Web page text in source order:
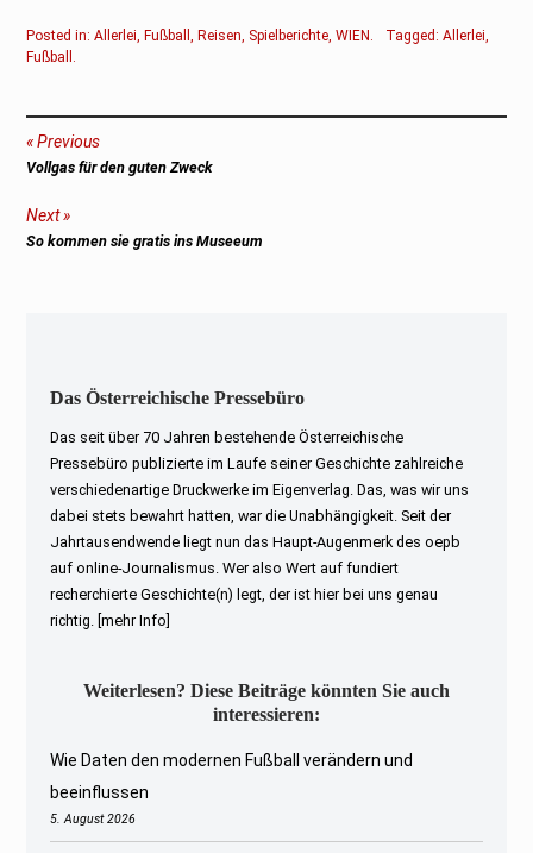
Posted in:Allerlei, Fußball, Reisen, Spielberichte,WIEN . Tagged:Allerlei,
Fußball .
Beitragsnavigation
Previous
Previous
Vollgas für den guten Zweck
Next
Next
So kommen sie gratis ins Museeum
Das Österreichische Pressebüro
Das seit über 70 Jahren bestehende Österreichische
Pressebüro publizierte im Laufe seiner Geschichte zahlreiche
verschiedenartige Druckwerke im Eigenverlag. Das, was wir uns
dabei stets bewahrt hatten, war die Unabhängigkeit. Seit der
Jahrtausendwende liegt nun das Haupt-Augenmerk des oepb
auf online-Journalismus. Wer also Wert auf fundiert
recherchierte Geschichte(n) legt, der ist hier bei uns genau
richtig.
[mehr Info]
Weiterlesen? Diese Beiträge könnten Sie auch
interessieren:
Wie Daten den modernen Fußball verändern und
beeinflussen
5. August 2026